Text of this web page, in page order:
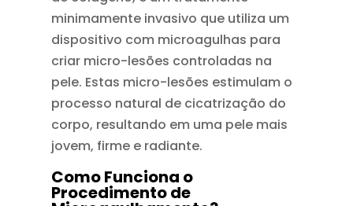
minimamente invasivo que utiliza um
dispositivo com microagulhas para
criar micro-lesões controladas na
pele. Estas micro-lesões estimulam o
processo natural de cicatrização do
corpo, resultando em uma pele mais
jovem, firme e radiante.
Como Funciona o
Procedimento de